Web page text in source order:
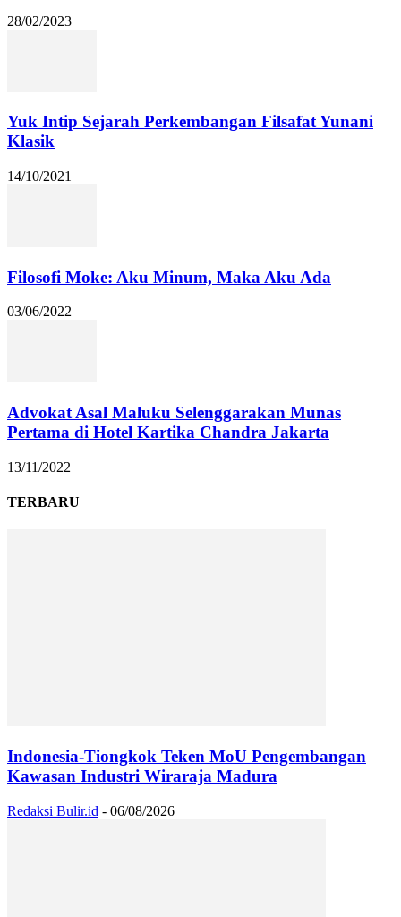
28/02/2023
Yuk Intip Sejarah Perkembangan Filsafat Yunani
Klasik
14/10/2021
Filosofi Moke: Aku Minum, Maka Aku Ada
03/06/2022
Advokat Asal Maluku Selenggarakan Munas
Pertama di Hotel Kartika Chandra Jakarta
13/11/2022
TERBARU
Indonesia-Tiongkok Teken MoU Pengembangan
Kawasan Industri Wiraraja Madura
Redaksi Bulir.id - 06/08/2026